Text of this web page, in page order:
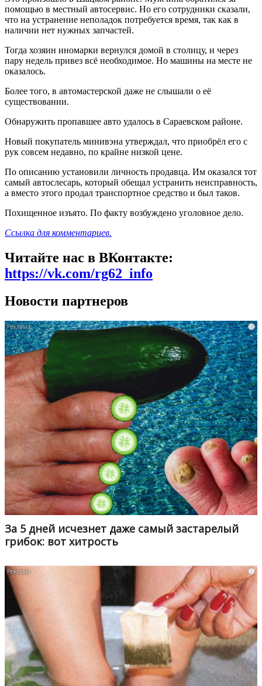
помощью в местный автосервис. Но его сотрудники сказали,
что на устранение неполадок потребуется время, так как в
наличии нет нужных запчастей.
Тогда хозяин иномарки вернулся домой в столицу, и через
пару недель привез всё необходимое. Но машины на месте не
оказалось.
Более того, в автомастерской даже не слышали о её
существовании.
Обнаружить пропавшее авто удалось в Сараевском районе.
Новый покупатель минивэна утверждал, что приобрёл его с
рук совсем недавно, по крайне низкой цене.
По описанию установили личность продавца. Им оказался тот
самый автослесарь, который обещал устранить неисправность,
а вместо этого продал транспортное средство и был таков.
Похищенное изъято. По факту возбуждено уголовное дело.
Ссылка для комментариев.
Читайте нас в ВКонтакте:
https://vk.com/rg62_info
Новости партнеров
i
За 5 дней исчезнет даже самый застарелый
грибок: вот хитрость
i